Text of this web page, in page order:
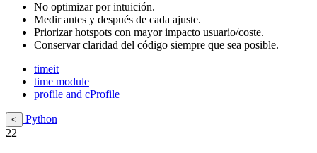
No optimizar por intuición.
Medir antes y después de cada ajuste.
Priorizar hotspots con mayor impacto usuario/coste.
Conservar claridad del código siempre que sea posible.
timeit
time module
profile and cProfile
<
Python
22